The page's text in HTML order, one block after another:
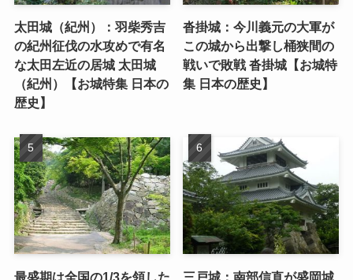
太田城（紀州）：羽柴秀吉
の紀州征伐の水攻めで有名
な太田左近の居城 太田城
（紀州）【お城特集 日本の
歴史】
沓掛城：今川義元の大軍が
この城から出撃し桶狭間の
戦いで敗戦 沓掛城【お城特
集 日本の歴史】
最盛期は全国の1/3を領した 三戸城：南部信直が盛岡城